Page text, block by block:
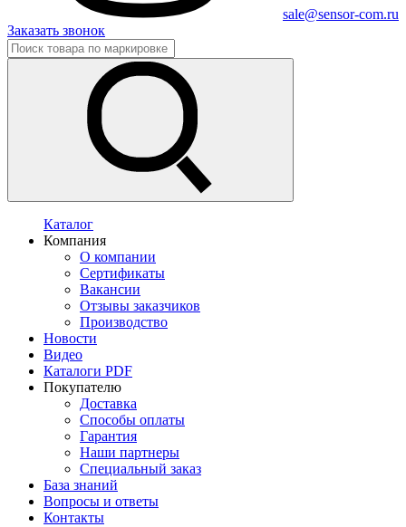
sale@sensor-com.ru
Заказать звонок
Каталог
Компания
О компании
Сертификаты
Вакансии
Отзывы заказчиков
Производство
Новости
Видео
Каталоги PDF
Покупателю
Доставка
Способы оплаты
Гарантия
Наши партнеры
Специальный заказ
База знаний
Вопросы и ответы
Контакты